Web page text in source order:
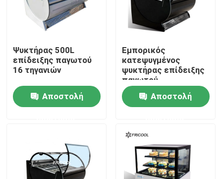
Ποιοτικός έλεγχος
επαφή
Κατεψυγμένη περίπτωση Deli
Έμποροι πορτών γυαλιού
Ψυκτήρας 500L
επίδειξης παγωτού
16 τηγανιών
Αποστολή
Εμπορικός
κατεψυγμένος
ψυκτήρας επίδειξης
παγωτού
Αποστολή